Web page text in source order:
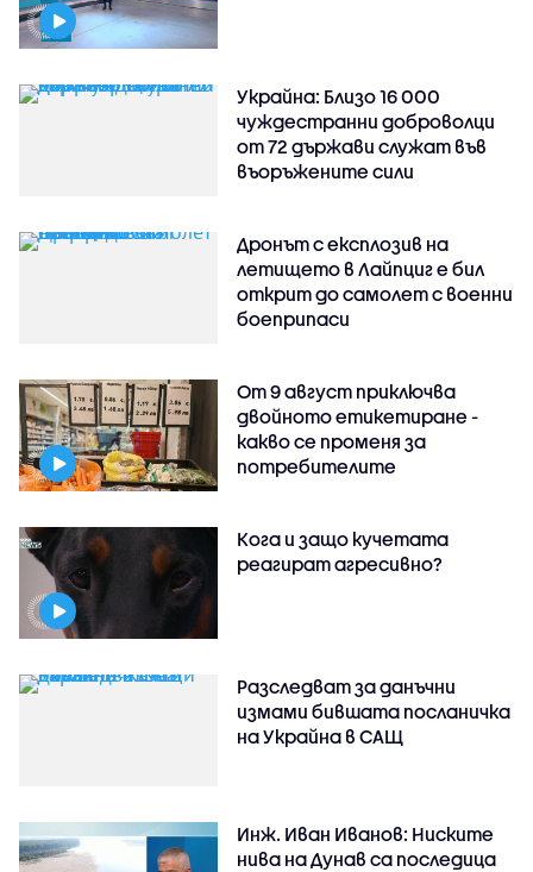
Украйна: Близо 16 000
чуждестранни доброволци
от 72 държави служат във
въоръжените сили
Дронът с експлозив на
летището в Лайпциг е бил
открит до самолет с военни
боеприпаси
От 9 август приключва
двойното етикетиране -
какво се променя за
потребителите
Кога и защо кучетата
реагират агресивно?
Разследват за данъчни
измами бившата посланичка
на Украйна в САЩ
Инж. Иван Иванов: Ниските
нива на Дунав са последица